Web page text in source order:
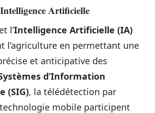
Artificielle
et l’Intelligence Artificielle (IA)
l’agriculture en permettant une
et anticipative des
d’Information
(SIG), la télédétection par
mobile participent